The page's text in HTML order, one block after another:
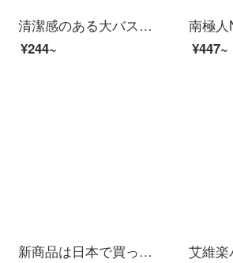
清潔感のある大バスタオルです。非純綿の吸水速乾厚を高め、男女のタオル450 gの浅花灰（80*150 cm）-厚いお金を加えます。
¥244~
¥447~
新商品は日本で買った大きなバスタオルです。女性用速乾吸水可爱いです。タオルを着て、赤ちゃんの純綿を着て、柔らかな水泳ネットの赤いピンクのハート+タオル160 x 90 cmです。